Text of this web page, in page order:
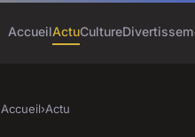
AccueilActuCulture
Accueil›Actu